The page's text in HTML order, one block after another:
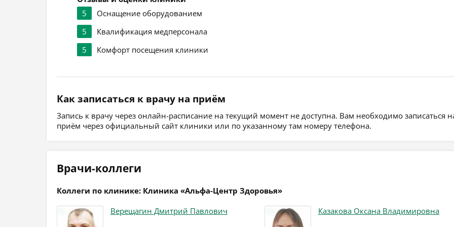
5
Оснащение оборудованием
5
Квалификация медперсонала
5
Комфорт посещения клиники
Как записаться к врачу на приём
Запись к врачу через онлайн-расписание на текущий момент не доступна. Вам необходимо записаться
приём через официальный сайт клиники или по указанному там номеру телефона.
Врачи-коллеги
Коллеги по клинике: Клиника «Альфа-Центр Здоровья»
Верещагин Дмитрий Павлович
Казакова Оксана Владимировна